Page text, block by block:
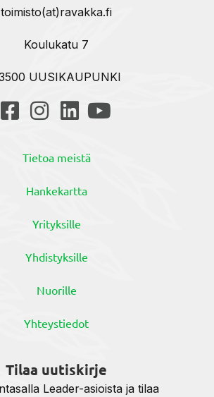
toimisto(at)ravakka.fi
Koulukatu 7
UUSIKAUPUNKI
Tietoa meistä
Hankekartta
Yrityksille
Yhdistyksille
Nuorille
Yhteystiedot
Tilaa uutiskirje
Leader-asioista ja tilaa